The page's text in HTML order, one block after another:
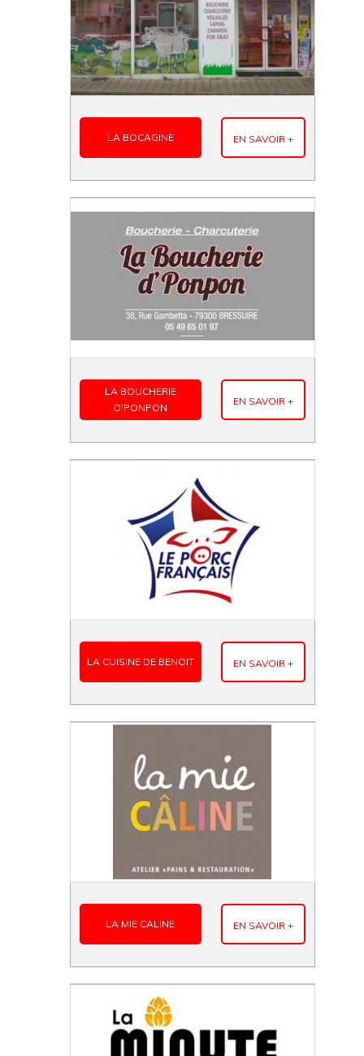
LA BOCAGINE EN SAVOIR +
LA BOUCHERIE
D'PONPON
EN SAVOIR +
LA CUISINE DE BENOIT EN SAVOIR +
LA MIE CALINE EN SAVOIR +